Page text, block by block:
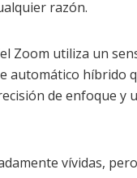
razón.
Zoom utiliza un
automático híbrido
de enfoque y
vívidas,